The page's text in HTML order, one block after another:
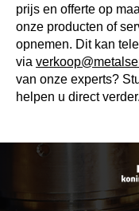
prijs en offerte op
onze producten of
opnemen. Dit kan
via
van onze experts?
helpen u direct verder.